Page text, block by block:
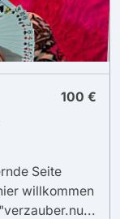
100 €
Seite
willkommen